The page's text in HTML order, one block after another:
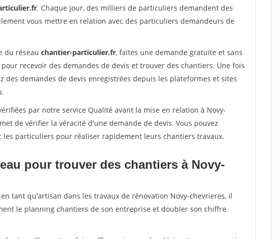
. Chaque jour, des milliers de particuliers demandent des
vous mettre en relation avec des particuliers demandeurs de
du réseau chantier-particulier.fr, faites une demande gratuite et sans
recevoir des demandes de devis et trouver des chantiers. Une fois
des demandes de devis enregistrées depuis les plateformes et sites
par notre service Qualité avant la mise en relation à Novy-
de vérifier la véracité d'une demande de devis. Vous pouvez
les particuliers pour réaliser rapidement leurs chantiers travaux.
pour trouver des chantiers à Novy-
tant qu'artisan dans les travaux de rénovation Novy-chevrieres, il
le planning chantiers de son entreprise et doubler son chiffre